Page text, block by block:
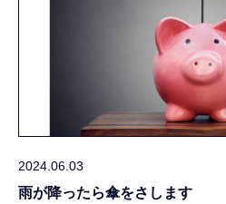
2024.06.03
雨が降ったら傘をさします